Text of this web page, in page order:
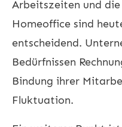
Arbeitszeiten und
Homeoffice sind
entscheidend.
Bedürfnissen
Bindung ihrer
Fluktuation.